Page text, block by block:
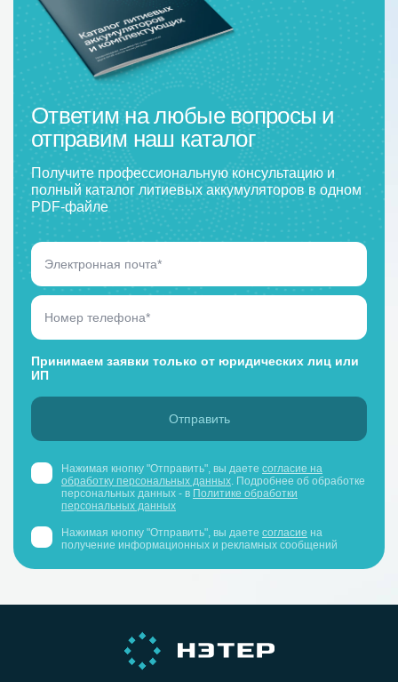
Ответим на любые вопросы и
отправим наш каталог
Получите профессиональную консультацию и
полный каталог литиевых аккумуляторов в одном
PDF-файле
Принимаем заявки только от юридических лиц или
ИП
Нажимая кнопку "Отправить", вы даете согласие на
обработку персональных данных . Подробнее об обработке
персональных данных - в Политике обработки
персональных данных
Нажимая кнопку "Отправить", вы даете согласие на
получение информационных и рекламных сообщений